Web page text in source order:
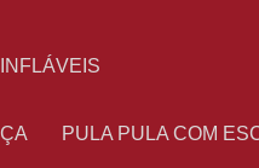
INFLÁVEIS
PULA PULA COM